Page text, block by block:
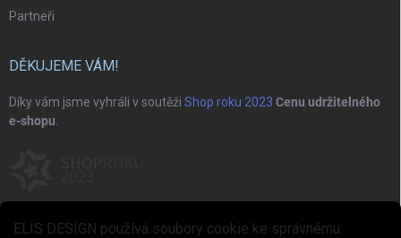
ELIS DESIGN používá soubory cookie ke správnému
Partneři
DĚKUJEME VÁM!
Díky vám jsme vyhráli v soutěži Shop roku 2023 Cenu udržitelného
e-shopu